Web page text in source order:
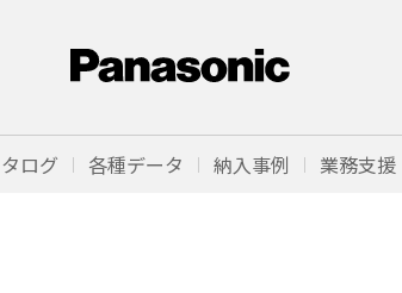
ログ 各種データ 納入事例 業務支援